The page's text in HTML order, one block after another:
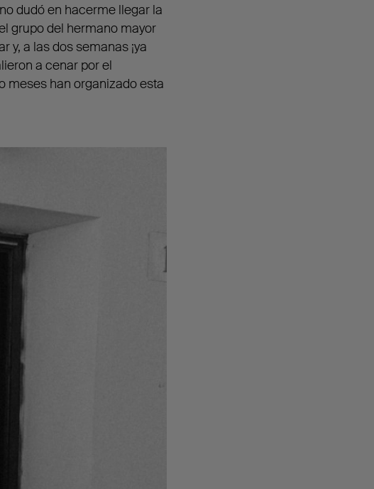
dudó en hacerme llegar la
grupo del hermano mayor
y, a las dos semanas ¡ya
a cenar por el
meses han organizado esta